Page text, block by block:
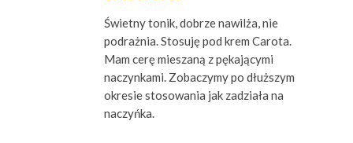
Świetny tonik, dobrze nawilża, nie
podrażnia. Stosuję pod krem Carota.
Mam cerę mieszaną z pękającymi
naczynkami. Zobaczymy po dłuższym
okresie stosowania jak zadziała na
naczyńka.